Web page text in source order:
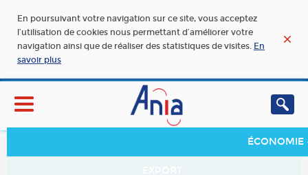
En poursuivant votre navigation sur ce site, vous acceptez
l’utilisation de cookies nous permettant d’améliorer votre
navigation ainsi que de réaliser des statistiques de visites. En
savoir plus
ÉCONOMIE